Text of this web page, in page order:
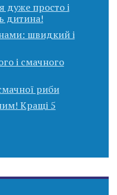
дуже просто і
дитина!
швидкий і
і смачного
риби
Кращі 5